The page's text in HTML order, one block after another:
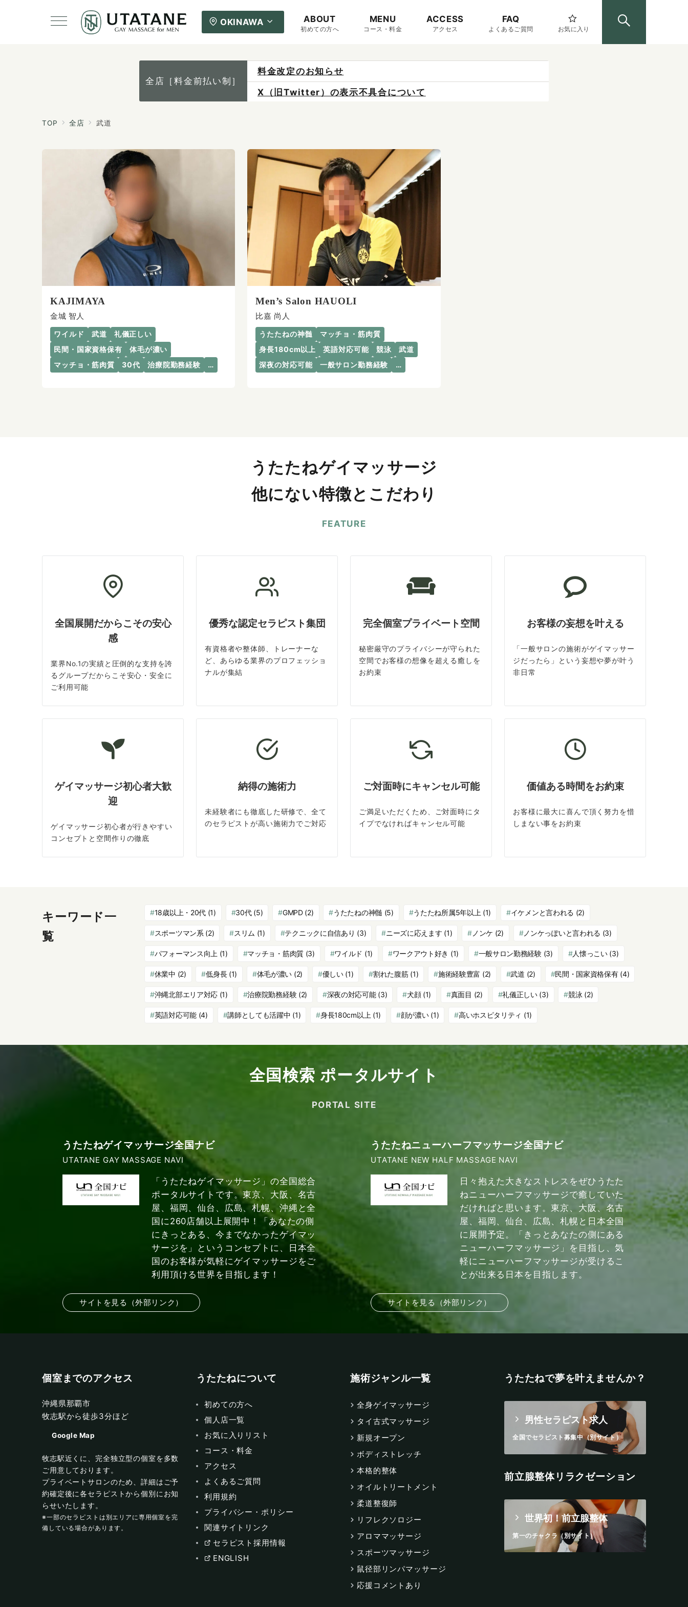
OKINAWA ABOUT
初めての方へ
MENU
コース・料金
ACCESS
アクセス
FAQ
よくあるご質問 お気に入り
全店［料金前払い制］
料金改定のお知らせ
X（旧Twitter）の表示不具合について
感染症防止対策について
TOP 全店 武道
KAJIMAYA
金城 智人
ワイルド 武道
礼儀正しい
民間・国家資格保有
体毛が濃い
マッチョ・筋肉質
30代 治療院勤務経験 …
Men’s Salon HAUOLI
比嘉 尚人
うたたねの神髄
マッチョ・筋肉質
身長180cm以上
英語対応可能 競泳
武道
深夜の対応可能
一般サロン勤務経験 …
うたたねゲイマッサージ
他にない特徴とこだわり
FEATURE
全国展開だからこその安心
感
業界No.1の実績と圧倒的な支持を誇
るグループだからこそ安心・安全に
ご利用可能
優秀な認定セラピスト集団
有資格者や整体師、トレーナーな
ど、あらゆる業界のプロフェッショ
ナルが集結
完全個室プライベート空間
秘密厳守のプライバシーが守られた
空間でお客様の想像を超える癒しを
お約束
お客様の妄想を叶える
「一般サロンの施術がゲイマッサー
ジだったら」という妄想や夢が叶う
非日常
ゲイマッサージ初心者大歓
迎
ゲイマッサージ初心者が行きやすい
コンセプトと空間作りの徹底
納得の施術力
未経験者にも徹底した研修で、全て
のセラピストが高い施術力でご対応
ご対面時にキャンセル可能
ご満足いただくため、ご対面時にタ
イプでなければキャンセル可能
価値ある時間をお約束
お客様に最大に喜んで頂く努力を惜
しまない事をお約束
キーワード一
覧
18歳以上・20代 (1) 30代(5) GMPD(2) うたたねの神髄 (5) うたたね所属5年以上 (1) イケメンと言われる (2)
スポーツマン系 (2) スリム (1) テクニックに自信あり (3) ニーズに応えます (1) ノンケ (2) ノンケっぽいと言われる (3)
パフォーマンス向上 (1) マッチョ・筋肉質 (3) ワイルド (1) ワークアウト好き (1) 一般サロン勤務経験(3) 人懐っこい(3)
休業中 (2) 低身長(1) 体毛が濃い (2) 優しい(1) 割れた腹筋(1) 施術経験豊富 (2) 武道 (2) 民間・国家資格保有(4)
沖縄北部エリア対応 (1) 治療院勤務経験(2) 深夜の対応可能(3) 犬顔(1) 真面目 (2) 礼儀正しい(3) 競泳 (2)
英語対応可能(4) 講師としても活躍中 (1) 身長180cm以上 (1) 顔が濃い(1) 高いホスピタリティ (1)
全国検索 ポータルサイト
PORTAL SITE
うたたねゲイマッサージ全国ナビ
UTATANE GAY MASSAGE NAVI
「うたたねゲイマッサージ」の全国総合
ポータルサイトです。東京、大阪、名古
屋、福岡、仙台、広島、札幌、沖縄と全
国に260店舗以上展開中！「あなたの側
にきっとある、今までなかったゲイマッ
サージを」というコンセプトに、日本全
国のお客様が気軽にゲイマッサージをご
利用頂ける世界を目指します！
サイトを見る（外部リンク）
うたたねニューハーフマッサージ全国ナビ
UTATANE NEW HALF MASSAGE NAVI
日々抱えた大きなストレスをぜひうたた
ねニューハーフマッサージで癒していた
だければと思います。東京、大阪、名古
屋、福岡、仙台、広島、札幌と日本全国
に展開予定。「きっとあなたの側にある
ニューハーフマッサージ」を目指し、気
軽にニューハーフマッサージが受けるこ
とが出来る日本を目指します。
サイトを見る（外部リンク）
個室までのアクセス
沖縄県那覇市
牧志駅から徒歩3分ほど
Google Map
牧志駅近くに、完全独立型の個室を多数
ご用意しております。
プライベートサロンのため、詳細はご予
約確定後に各セラピストから個別にお知
らせいたします。
※一部のセラピストは別エリアに専用個室を完
備している場合があります。
うたたねについて
初めての方へ
個人店一覧
お気に入りリスト
コース・料金
アクセス
よくあるご質問
利用規約
プライバシー・ポリシー
関連サイトリンク
セラピスト採用情報
ENGLISH
施術ジャンル一覧
全身ゲイマッサージ
タイ古式マッサージ
新規オープン
ボディストレッチ
本格的整体
オイルトリートメント
柔道整復師
リフレクソロジー
アロママッサージ
スポーツマッサージ
鼠径部リンパマッサージ
応援コメントあり
うたたねで夢を叶えませんか？
男性セラピスト求人
全国でセラピスト募集中（別サイト）
前立腺整体リラクゼーション
世界初！前立腺整体
第一のチャクラ（別サイト）